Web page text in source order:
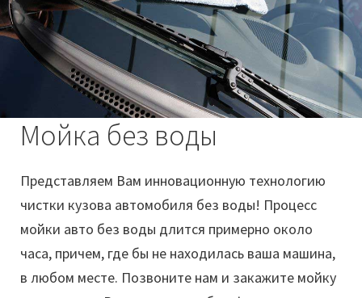
Мойка без воды
Представляем Вам инновационную технологию
чистки кузова автомобиля без воды! Процесс
мойки авто без воды длится примерно около
часа, причем, где бы не находилась ваша машина,
в любом месте. Позвоните нам и закажите мойку